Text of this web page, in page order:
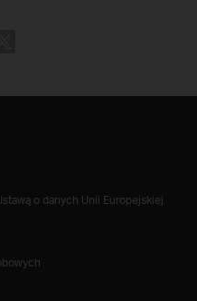
o danych Unii Europejskiej